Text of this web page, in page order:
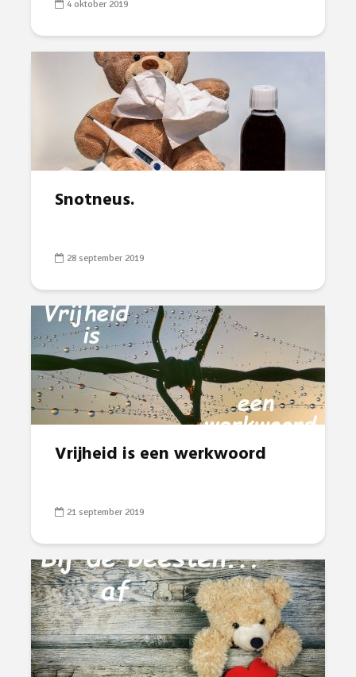
4 oktober 2019
Snotneus.
28 september 2019
Vrijheid is een werkwoord
21 september 2019